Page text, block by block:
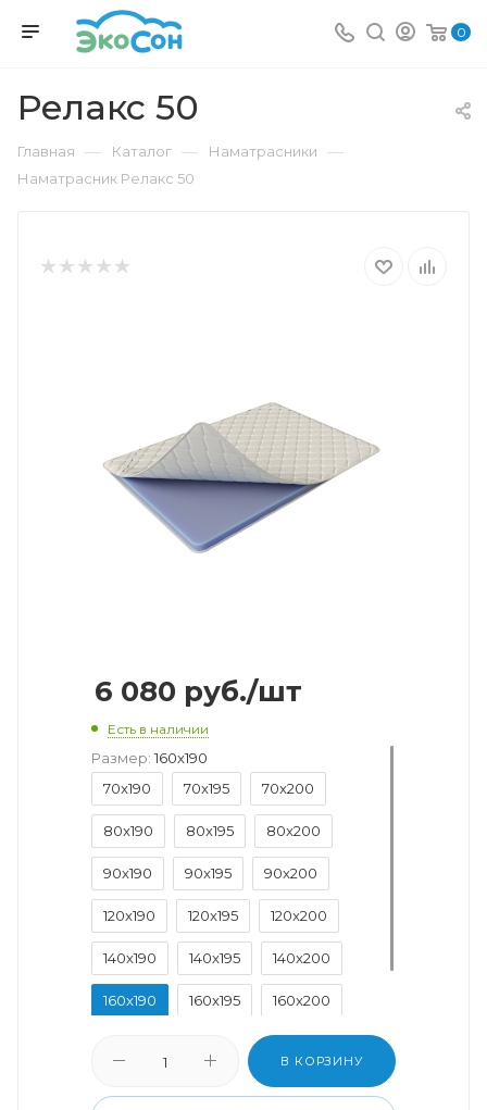
0
Релакс 50
Главная — Каталог — Наматрасники —
Наматрасник Релакс 50
6 080 руб./шт
Есть в наличии
Размер: 160x190
70x190
70x195 70x200
80x190 80x195 80x200
90x190 90x195 90x200
120x190 120x195 120x200
140x190 140x195 140x200
160x190 160x195 160x200
200x200
В КОРЗИНУ